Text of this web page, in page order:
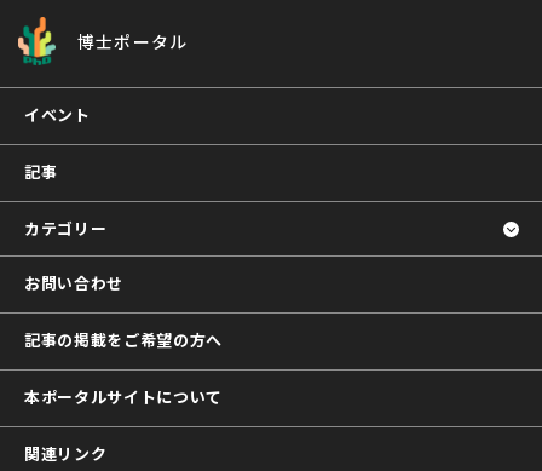
博士ポータル
イベント
記事
カテゴリー
お問い合わせ
記事の掲載をご希望の方へ
本ポータルサイトについて
関連リンク